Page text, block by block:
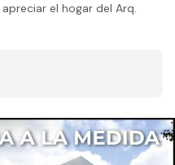
el hogar del Arq.